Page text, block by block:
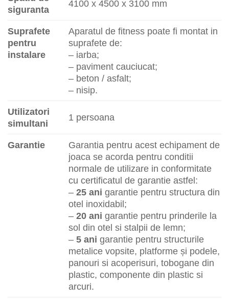
siguranta
4100 x 4500 x 3100 mm
Suprafete
pentru
instalare
Aparatul de fitness poate fi montat in
suprafete de:
– iarba;
– paviment cauciucat;
– beton / asfalt;
– nisip.
Utilizatori
simultani
1 persoana
Garantie
Garantia pentru acest echipament de
joaca se acorda pentru conditii
normale de utilizare in conformitate
cu certificatul de garantie astfel:
–25 anigarantie pentru structura din
otel inoxidabil;
–20 ani garantie pentru prinderile la
sol din otel si stalpii de lemn;
–5 ani garantie pentru structurile
metalice vopsite, platforme și podele,
panouri si acoperisuri, tobogane din
plastic, componente din plastic si
arcuri.